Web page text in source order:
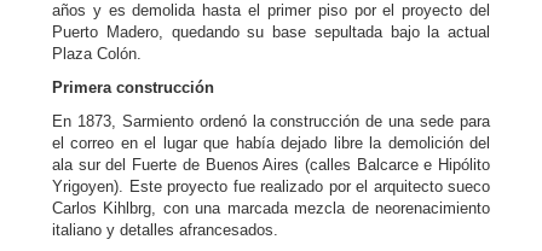
años y es demolida hasta el primer piso por el proyecto del
Puerto Madero, quedando su base sepultada bajo la actual
Plaza Colón.
Primera construcción
En 1873, Sarmiento ordenó la construcción de una sede para
el correo en el lugar que había dejado libre la demolición del
ala sur del Fuerte de Buenos Aires (calles Balcarce e Hipólito
Yrigoyen). Este proyecto fue realizado por el arquitecto sueco
Carlos Kihlbrg, con una marcada mezcla de neorenacimiento
italiano y detalles afrancesados.